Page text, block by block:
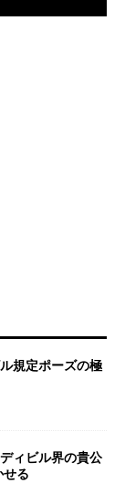
規定ポーズの極
ィビル界の貴公
る